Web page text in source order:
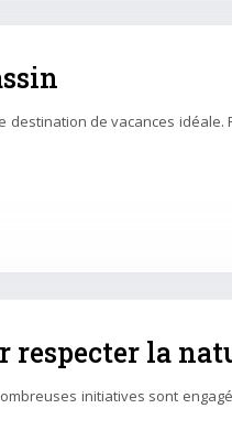
de vacances
respecter la
initiatives sont